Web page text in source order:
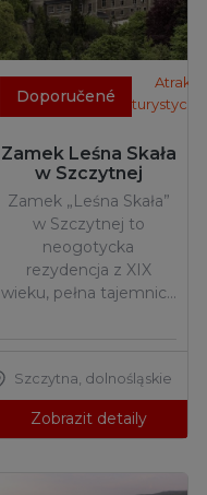
Doporučené
Atrakcje
turystyczne
Zamek Leśna Skała
w Szczytnej
Zamek „Leśna Skała”
w Szczytnej to
neogotycka
rezydencja z XIX
wieku, pełna tajemnic…
Szczytna, dolnośląskie
Zobrazit detaily